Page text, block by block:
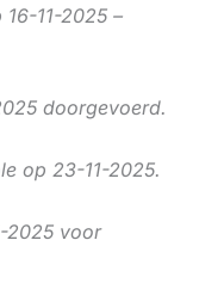
11-2025 –
doorgevoerd.
op 23-11-2025.
2025 voor